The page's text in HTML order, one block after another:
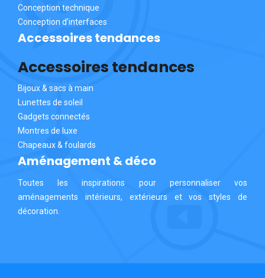
Conception technique
Conception d’interfaces
Accessoires tendances
Accessoires tendances
Bijoux & sacs à main
Lunettes de soleil
Gadgets connectés
Montres de luxe
Chapeaux & foulards
Aménagement & déco
Toutes les inspirations pour personnaliser vos
aménagements intérieurs, extérieurs et vos styles de
décoration.